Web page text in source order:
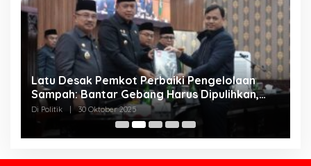
Latu Desak Pemkot Perbaiki Pengelolaan
Sampah: Bantar Gebang Harus Dipulihkan,
Bukan Dikorbankan!
Di Politik | 30 Oktober 2025